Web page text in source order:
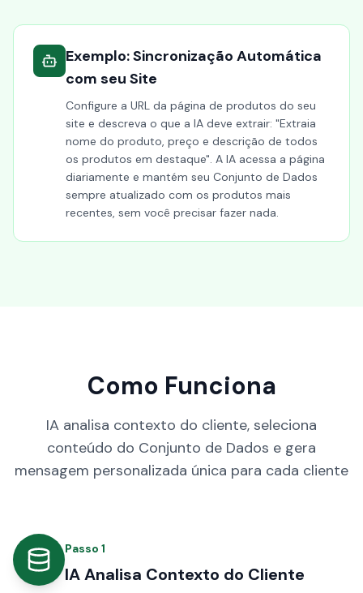
Exemplo: Sincronização Automática
com seu Site
Configure a URL da página de produtos do seu
site e descreva o que a IA deve extrair: "Extraia
nome do produto, preço e descrição de todos
os produtos em destaque". A IA acessa a página
diariamente e mantém seu Conjunto de Dados
sempre atualizado com os produtos mais
recentes, sem você precisar fazer nada.
Como Funciona
IA analisa contexto do cliente, seleciona
conteúdo do Conjunto de Dados e gera
mensagem personalizada única para cada cliente
Passo 1
IA Analisa Contexto do Cliente